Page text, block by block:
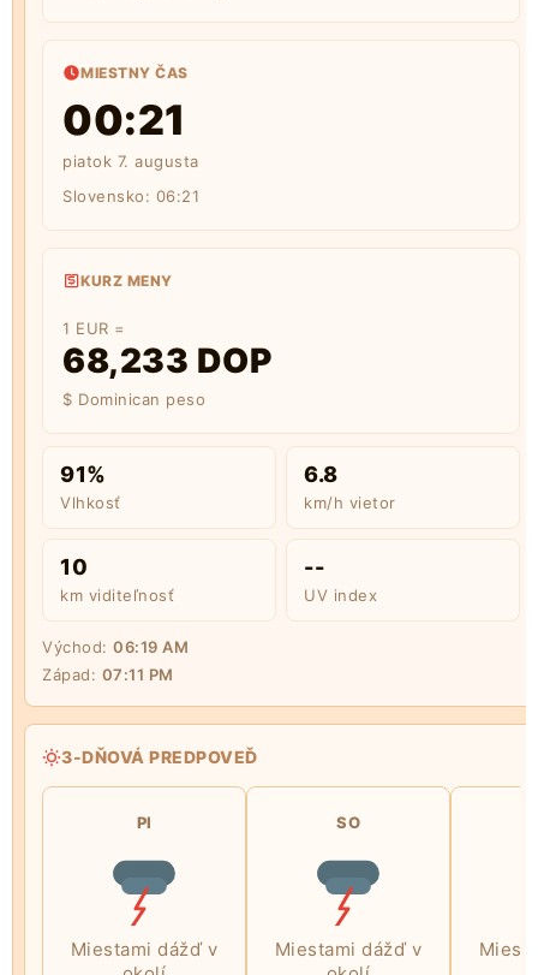
MIESTNY ČAS
00:21
piatok 7. augusta
Slovensko: 06:21
KURZ MENY
1 EUR =
68,233 DOP
$ Dominican peso
91%
Vlhkosť
6.8
km/h vietor
10
km viditeľnosť
--
UV index
Východ: 06:19 AM
Západ: 07:11 PM
3-DŇOVÁ PREDPOVEĎ
PI
Miestami dážď v
SO
Miestami dážď v